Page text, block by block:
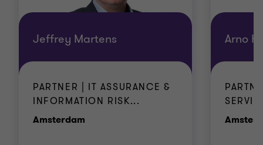
Jeffrey Martens
PARTNER | IT ASSURANCE &
INFORMATION RISK...
Amsterdam
Arno